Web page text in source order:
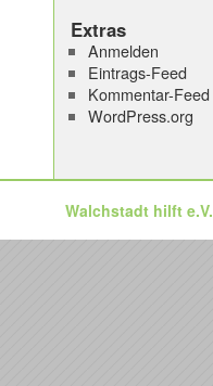
Extras
Anmelden
Eintrags-Feed
Kommentar-Feed
WordPress.org
Walchstadt hilft e.V.